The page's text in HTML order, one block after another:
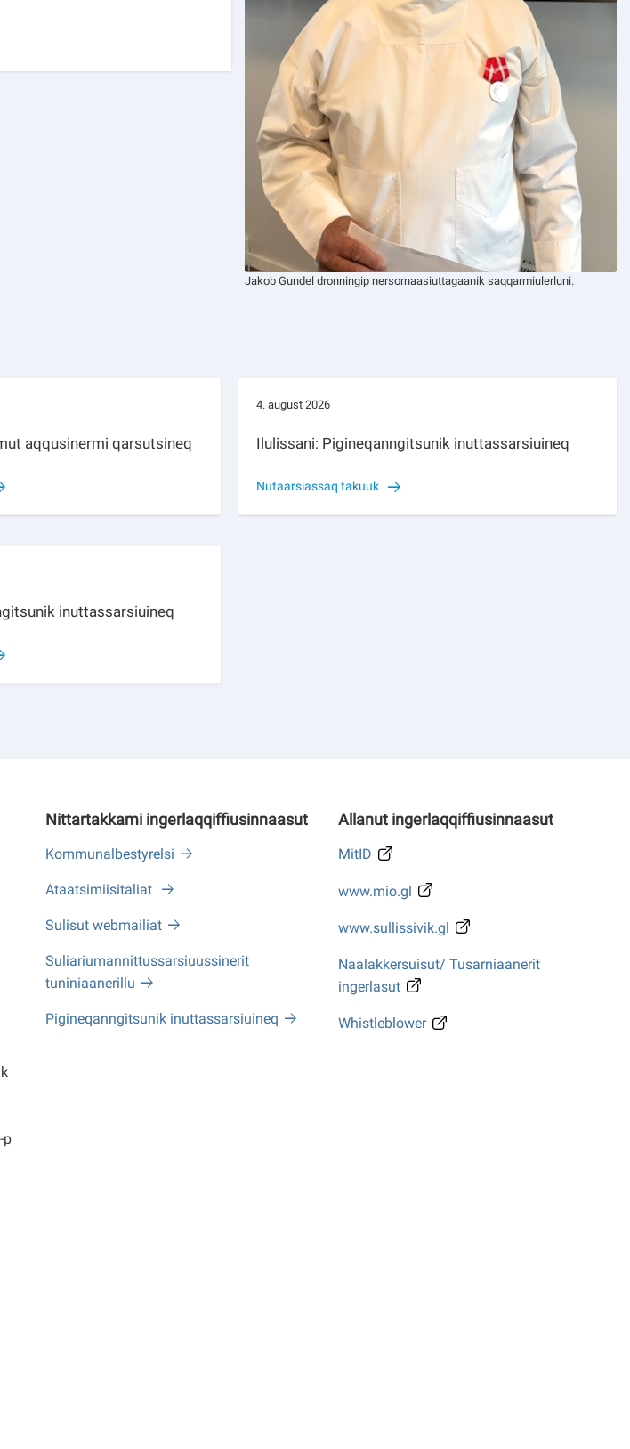
Jakob Gundel dronningip nersornaasiuttagaanik saqqarmiulerluni.
aqqusinermi qarsutsineq
4. august 2026
Ilulissani: Pigineqanngitsunik inuttassarsiuineq
Nutaarsiassaq takuuk
inuttassarsiuineq
p
Nittartakkami ingerlaqqiffiusinnaasut
Kommunalbestyrelsi
Ataatsimiisitaliat
Sulisut webmailiat
Suliariumannittussarsiuussinerit
tuniniaanerillu
Pigineqanngitsunik inuttassarsiuineq
Allanut ingerlaqqiffiusinnaasut
MitID
www.mio.gl
www.sullissivik.gl
Naalakkersuisut/ Tusarniaanerit
ingerlasut
Whistleblower